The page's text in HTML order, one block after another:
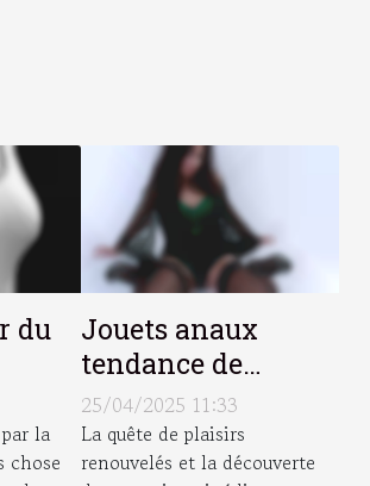
du
la
chose
Jouets anaux
tendance de
l'année pour des
sensations inédites
25/04/2025 11:33
La quête de plaisirs
renouvelés et la découverte